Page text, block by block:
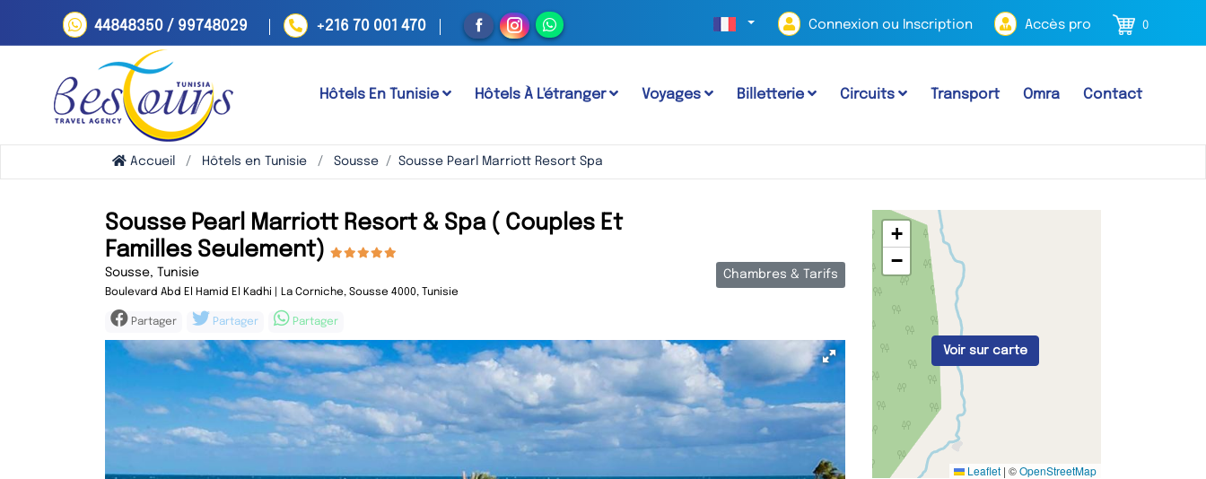
44848350 / 99748029 +216 70 001 470 Connexion ou Inscription Accès pro 0
Hôtels En Tunisie Hôtels À L'étranger Voyages Billetterie Circuits Transport Omra Contact
Accueil Hôtels en Tunisie Sousse Sousse Pearl Marriott Resort Spa
Sousse Pearl Marriott Resort & Spa ( Couples Et
Familles Seulement)
Sousse, Tunisie
Boulevard Abd El Hamid El Kadhi | La Corniche, Sousse 4000, Tunisie
Partager Partager Partager
Chambres & Tarifs
+
−
Leaflet | ©OpenStreetMap
Voir sur carte